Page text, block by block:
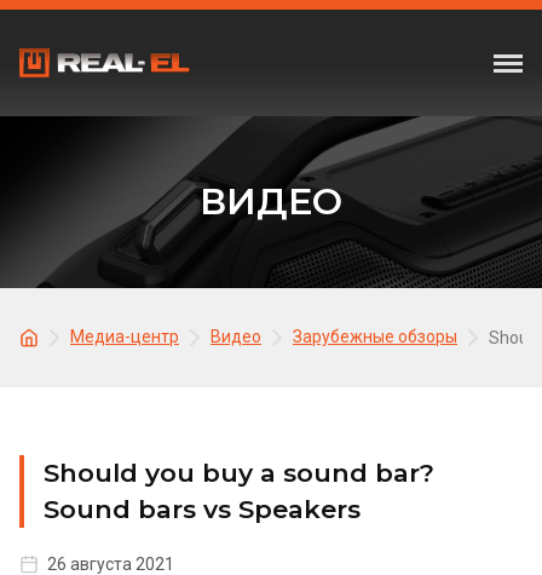
ВИДЕО
Медиа-центр Видео Зарубежные обзоры
Should you buy a sound bar?
Sound bars vs Speakers
26 августа 2021